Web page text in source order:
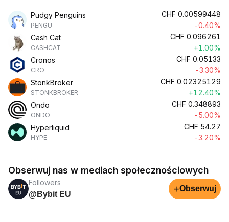
Pudgy Penguins
PENGU
CHF 0.00599448
-0.40%
Cash Cat
CASHCAT
CHF 0.096261
+1.00%
Cronos
CRO
CHF 0.05133
-3.30%
StonkBroker
STONKBROKER
CHF 0.02325129
+12.40%
Ondo
ONDO
CHF 0.348893
-5.00%
Hyperliquid
HYPE
CHF 54.27
-3.20%
Obserwuj nas w mediach społecznościowych
Followers
@Bybit EU
+Obserwuj